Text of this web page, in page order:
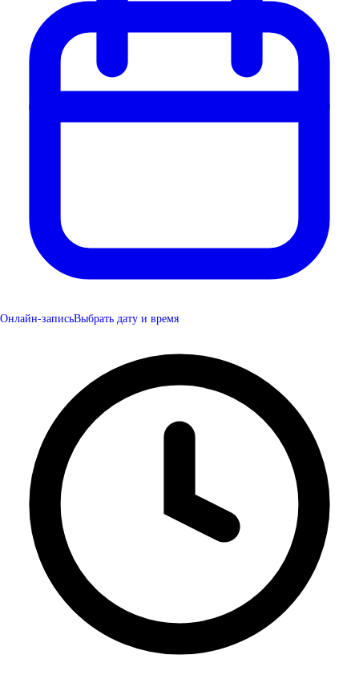
Онлайн-записьВыбрать дату и время